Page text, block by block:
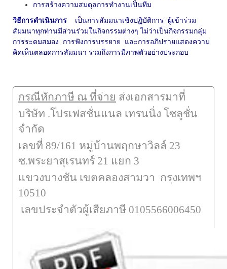
การสร้างความสมดุลการทำงานเป็นทีม
วิธีการดำเนินการ เป็นการสัมมนาเชิงปฏิบัติการ
ผู้เข้าร่วม
สัมมนาทุกท่านมีส่วนร่วมในกิจกรรมต่างๆ ไม่ว่าเป็นกิจกรรมกลุ่ม
การระดมสมอง
การฟังการบรรยาย
และการอภิปรายแสดงความ
คิดเห็นตลอดการสัมมนา รวมถึงการมีภาพตัวอย่างประกอบ
กรณีหักภาษี ณ ที่จ่าย ส่งเอกสารมาที่
บริษัท .โปรเฟสชั่นแนล เทรนนิ่ง โซลูชั่น
จำกัด
เลขที่ 89/161 หมู่บ้านพฤกษาวิลล์ 23
ซ.พระยาสุเรนทร์ 21 แยก 3
แขวงบางชัน เขตคลองสามวา กรุงเทพฯ
10510
เลขประจำตัวผู้เสียภาษี 0105566006450